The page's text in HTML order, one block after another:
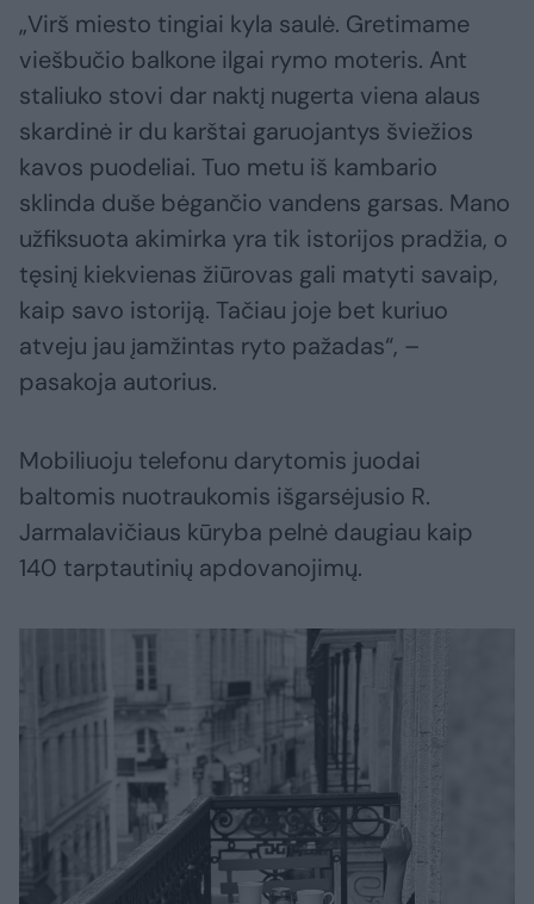
„Virš miesto tingiai kyla saulė. Gretimame
viešbučio balkone ilgai rymo moteris. Ant
staliuko stovi dar naktį nugerta viena alaus
skardinė ir du karštai garuojantys šviežios
kavos puodeliai. Tuo metu iš kambario
sklinda duše bėgančio vandens garsas. Mano
užfiksuota akimirka yra tik istorijos pradžia, o
tęsinį kiekvienas žiūrovas gali matyti savaip,
kaip savo istoriją. Tačiau joje bet kuriuo
atveju jau įamžintas ryto pažadas“, –
pasakoja autorius.
Mobiliuoju telefonu darytomis juodai
baltomis nuotraukomis išgarsėjusio R.
Jarmalavičiaus kūryba pelnė daugiau kaip
140 tarptautinių apdovanojimų.